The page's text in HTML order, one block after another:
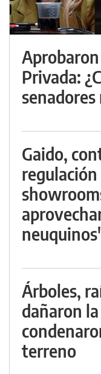
Privada:
Gaido,
Árboles,
dañaron
terreno